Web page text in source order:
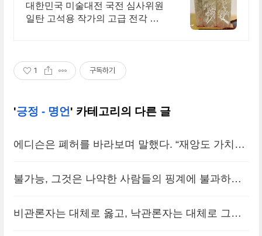
대한민국 미술대전 국전 심사위원
일탄 고석용 작가의 고급 전각 낙
1 구독하기
'긍정 - 명언 ' 카테고리의 다른 글
에디슨은 폐허를 바라보며 말했다. “재앙도 가치가
만에 에디슨은 그의 첫 번째 측음..
(0)
불가능, 그것은 나약한 사람들의 핑계에 불과하다.
비관론자는 대체로 옳고, 낙관론자는 대체로 그르